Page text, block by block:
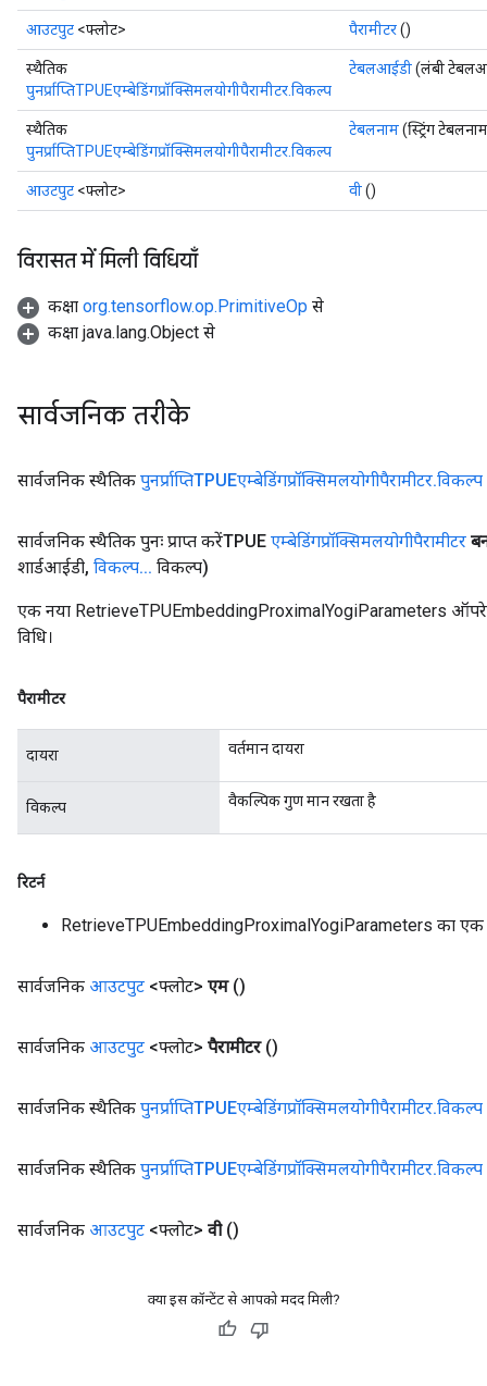
आउटपुट <फ्लोट> पैरामीटर()
स्थैतिक
पुनर्प्राप्तिTPUEएम्बेडिंगप्रॉक्सिमलयोगीपैरामीटर.विकल्प
टेबलआईडी(लंबी
स्थैतिक
पुनर्प्राप्तिTPUEएम्बेडिंगप्रॉक्सिमलयोगीपैरामीटर.विकल्प
टेबलनाम(स्ट्रिंग
आउटपुट <फ्लोट> वी()
विरासत में मिली विधियाँ
कक्षा org.tensorflow.op.PrimitiveOp से
कक्षा java.lang.Object से
सार्वजनिक तरीके
सार्वजनिक स्थैतिक पुनर्प्राप्तिTPUEएम्बेडिंगप्रॉक्सिमलयोगीपैरामीटर.विकल्प
सार्वजनिक स्थैतिक पुनः प्राप्त करेंTPUE एम्बेडिंगप्रॉक्सिमलयोगीपैरामीटर
शार्डआईडी, विकल्प... विकल्प)
एक नया RetrieveTPUEmbeddingProximalYogiParameters
विधि।
पैरामीटर
दायरा वर्तमान दायरा
विकल्प वैकल्पिक गुण मान रखता है
रिटर्न
RetrieveTPUEmbeddingProximalYogiParameters का एक
सार्वजनिक आउटपुट <फ्लोट> एम ()
सार्वजनिक आउटपुट <फ्लोट> पैरामीटर ()
सार्वजनिक स्थैतिक पुनर्प्राप्तिTPUEएम्बेडिंगप्रॉक्सिमलयोगीपैरामीटर.विकल्प
सार्वजनिक स्थैतिक पुनर्प्राप्तिTPUEएम्बेडिंगप्रॉक्सिमलयोगीपैरामीटर.विकल्प
सार्वजनिक आउटपुट <फ्लोट> वी ()
क्या इस कॉन्टेंट से आपको मदद मिली?